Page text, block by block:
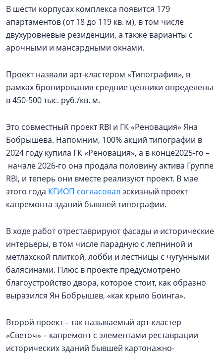
В шести корпусах комплекса появится 179
апартаментов (от 18 до 119 кв. м), в том числе
двухуровневые резиденции, а также варианты с
арочными и мансардными окнами.
Проект назвали арт-кластером «Типография», в
рамках бронирования средние ценники определены
в 450-500 тыс. руб./кв. м.
Это совместный проект RBI и ГК «Реновация» Яна
Бобрышева. Напомним, 100% акций типографии в
2024 году купила ГК «Реновация», а в конце2025-го –
начале 2026-го она продала половину актива Группе
RBI, и теперь они вместе реализуют проект. В мае
этого года КГИОП согласовал эскизный проект
капремонта зданий бывшей типографии.
В ходе работ отреставрируют фасады и исторические
интерьеры, в том числе парадную с лепниной и
метлахской плиткой, лобби и лестницы с чугунными
балясинами. Плюс в проекте предусмотрено
благоустройство двора, которое стоит, как образно
выразился Ян Бобрышев, «как крыло Боинга».
Второй проект – так называемый арт-кластер
«Светоч» – капремонт с элементами реставрации
исторических зданий бывшей картонажно-